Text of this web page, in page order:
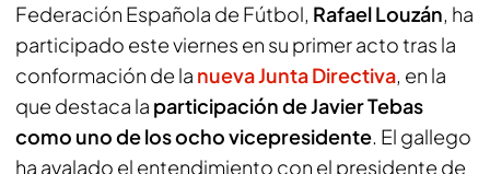
Federación Española de Fútbol, Rafael Louzán, ha
participado este viernes en su primer acto tras la
conformación de la nueva Junta Directiva, en la
que destaca la participación de Javier Tebas
como uno de los ocho vicepresidente. El gallego
ha avalado el entendimiento con el presidente de